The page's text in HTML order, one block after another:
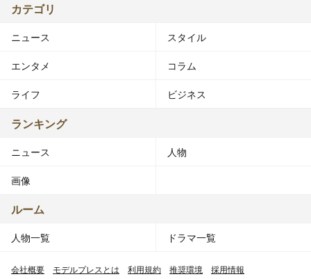
カテゴリ
ニュース スタイル
エンタメ コラム
ライフ ビジネス
ランキング
ニュース 人物
画像
ルーム
人物一覧 ドラマ一覧
会社概要 モデルプレスとは 利用規約 推奨環境 採用情報